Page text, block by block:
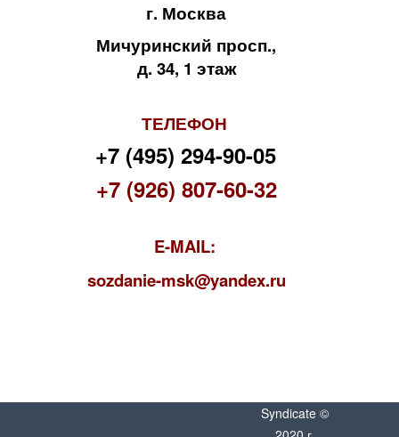
г. Москва
Мичуринский просп.,
д. 34, 1 этаж
ТЕЛЕФОН
+7 (495) 294-90-05
+7 (926) 807-60-32
E-MAIL:
sozdanie-msk@yandex.ru
Syndicate ©